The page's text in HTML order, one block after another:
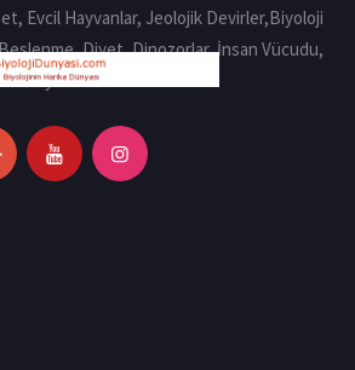
Evcil Hayvanlar, Jeolojik Devirler,Biyoloji
Diyet, Dinozorlar, İnsan Vücudu,